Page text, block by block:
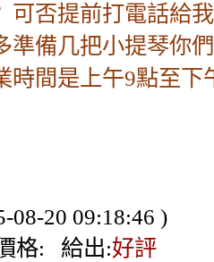
可否提前打電話給
準備几把小提琴你
時間是上午9點至下
08-20 09:18:46 )
格: 給出:好評